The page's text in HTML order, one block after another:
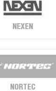
NEXEN
NORTEC